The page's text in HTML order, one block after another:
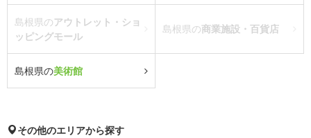
島根県のアウトレット・ショ
ッピングモール
島根県の商業施設・百貨店
島根県の美術館
その他のエリアから探す